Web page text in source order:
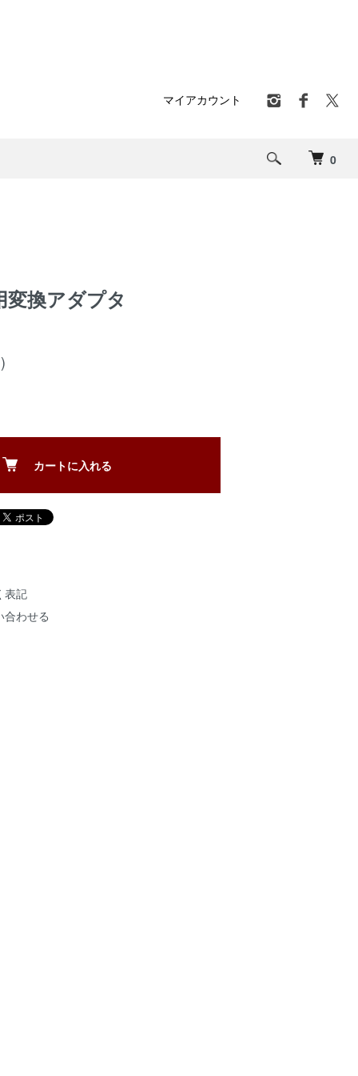
0
マイアカウント
換アダプタ
カートに入れる
表記
合わせる